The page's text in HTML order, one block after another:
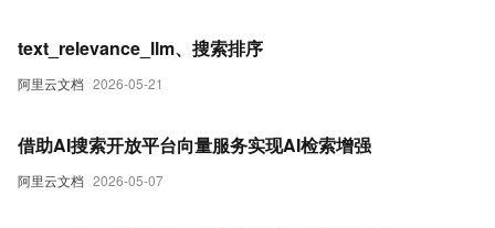
阿里云文档 2026-05-21
text_relevance_llm、搜索排序
阿里云文档 2026-05-07
借助AI搜索开放平台向量服务实现AI检索增强